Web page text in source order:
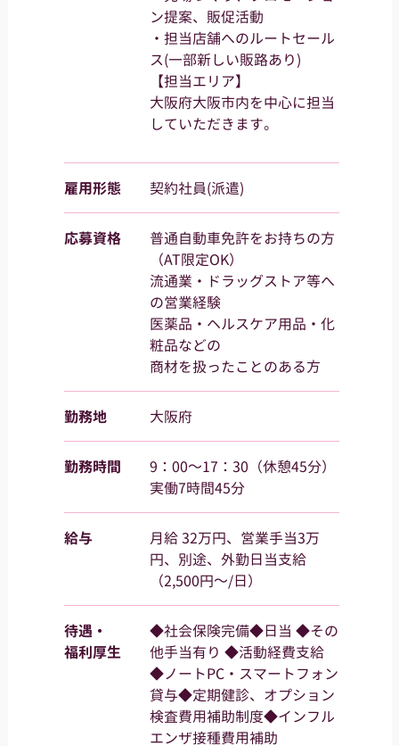
ン提案、販促活動
・担当店舗へのルートセール
ス(⼀部新しい販路あり)
【担当エリア】
大阪府大阪市内を中⼼に担当
していただきます。
雇用形態 契約社員(派遣)
応募資格
普通⾃動⾞免許をお持ちの⽅
（AT限定OK）
流通業・ドラッグストア等へ
の営業経験
医薬品・ヘルスケア⽤品・化
粧品などの
商材を扱ったことのある方
勤務地 大阪府
勤務時間
9：00～17：30（休憩45分）
実働7時間45分
給与
⽉給 32万円、営業⼿当3万
円、別途、外勤日当支給
（2,500円～/日）
待遇・
福利厚生
◆社会保険完備◆日当 ◆その
他手当有り ◆活動経費支給
◆ノートPC・スマートフォン
貸与◆定期健診、オプション
検査費用補助制度◆インフル
エンザ接種費用補助